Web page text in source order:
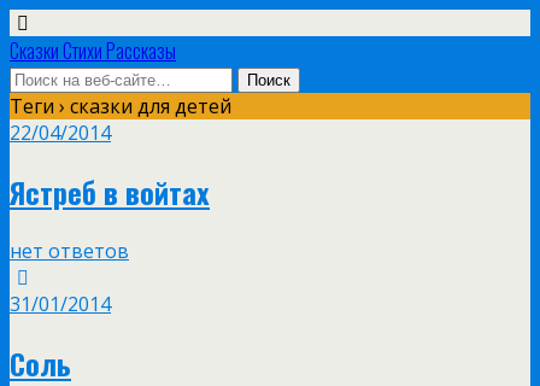
Сказки Стихи Рассказы
Теги › сказки для детей
22/04/2014
Ястреб в войтах
нет ответов
31/01/2014
Соль